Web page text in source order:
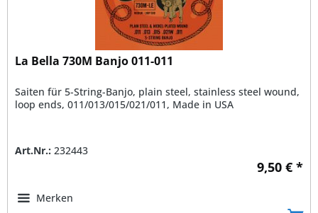
La Bella 730M Banjo 011-011
Saiten für 5-String-Banjo, plain steel, stainless steel wound,
loop ends, 011/013/015/021/011, Made in USA
Art.Nr.: 232443
9,50 € *
Merken